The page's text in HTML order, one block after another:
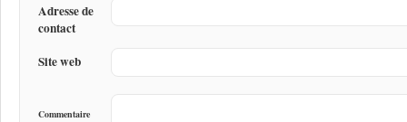
Adresse de
contact
Site web
Commentaire